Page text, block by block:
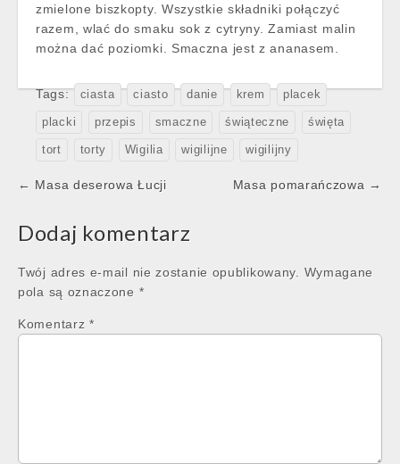
zmielone biszkopty. Wszystkie składniki połączyć
razem, wlać do smaku sok z cytryny. Zamiast malin
można dać poziomki. Smaczna jest z ananasem.
Tags: ciasta ciasto danie krem placek
placki przepis smaczne świąteczne święta
tort torty Wigilia wigilijne wigilijny
Post
← Masa deserowa Łucji Masa pomarańczowa →
Dodaj komentarz
Twój adres e-mail nie zostanie opublikowany.
Wymagane
pola są oznaczone *
Komentarz *